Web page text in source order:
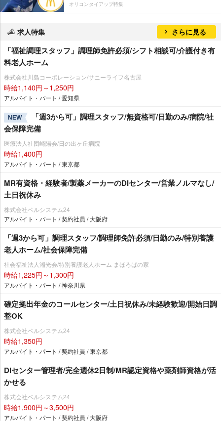
オリコンタイアップ特集
求人特集 さらに見る
「福祉調理スタッフ」調理師免許必須/シフト相談可/介護付き有
料老人ホーム
株式会社川島コーポレーション/サニーライフ名古屋
時給1,140円～1,250円
アルバイト・パート / 愛知県
NEW
「週3から可」調理スタッフ/無資格可/日勤のみ/病院/社
会保障完備
医療法人社団崎陽会/日の出ヶ丘病院
時給1,400円
アルバイト・パート / 東京都
MR有資格・経験者/製薬メーカーのDIセンター/営業ノルマなし/
土日祝休み
株式会社ベルシステム24
アルバイト・パート / 契約社員 / 大阪府
「週3から可」調理スタッフ/調理師免許必須/日勤のみ/特別養護
老人ホーム/社会保障完備
社会福祉法人湘光会/特別養護老人ホーム まほろばの家
時給1,225円～1,300円
アルバイト・パート / 神奈川県
確定拠出年金のコールセンター/土日祝休み/未経験歓迎/開始日調
整OK
株式会社ベルシステム24
時給1,350円
アルバイト・パート / 契約社員 / 東京都
DIセンター管理者/完全週休2日制/MR認定資格や薬剤師資格が活
かせる
株式会社ベルシステム24
時給1,900円～3,500円
アルバイト・パート / 契約社員 / 大阪府